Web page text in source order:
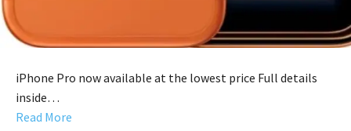
iPhone Pro now available at the lowest price Full details
inside…
Read More